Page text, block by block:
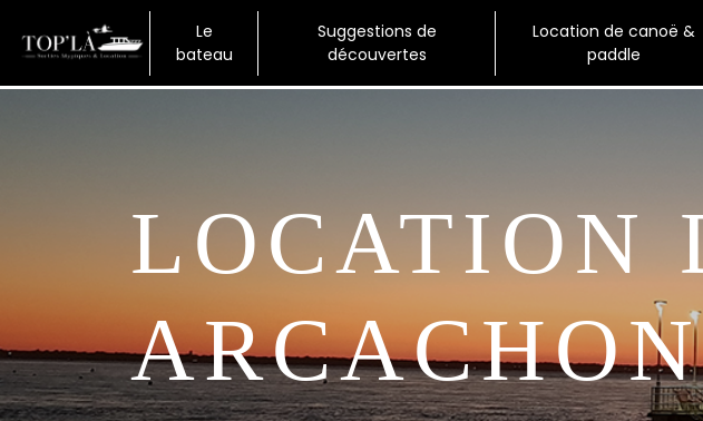
Accueil
Le
bateau
Suggestions de
découvertes
Location de canoë &
paddle
LOCATION DE CANOË
ARCACHON
Panneau de gestion des cookies